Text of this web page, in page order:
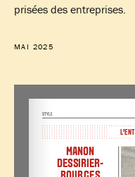
prisées des entreprises.
MAI 2025